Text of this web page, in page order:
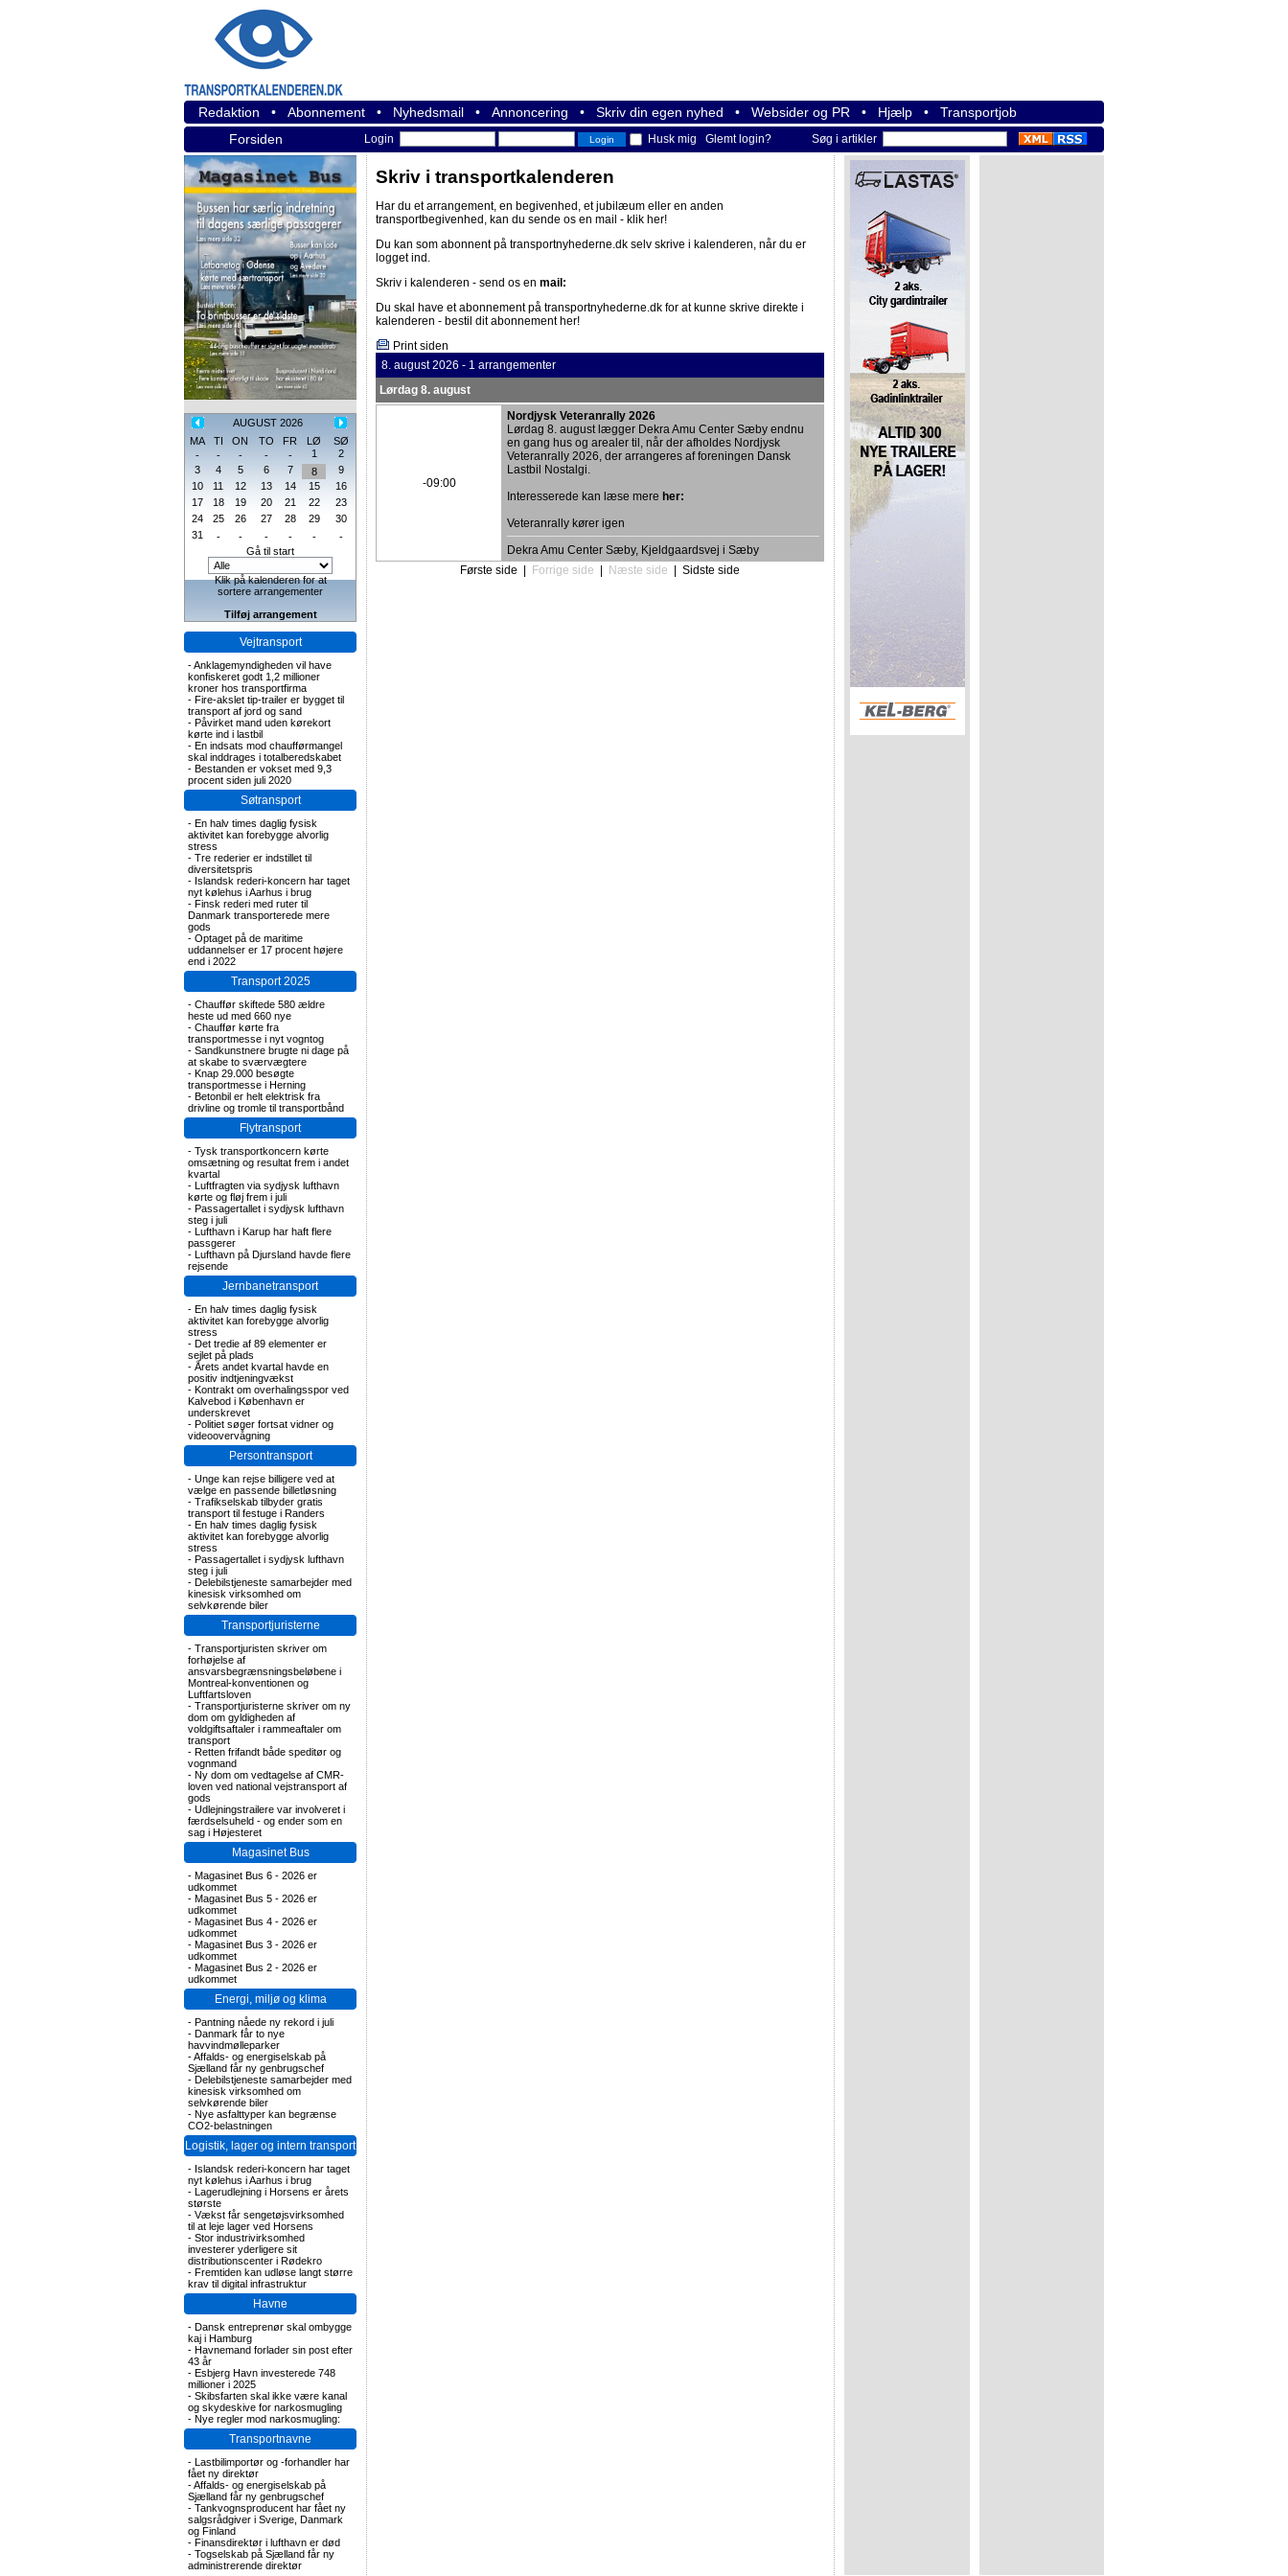
Redaktion • Abonnement • Nyhedsmail • Annoncering • Skriv din egen nyhed • Websider og PR • Hjælp • Transportjob
Forsiden
Login Husk mig Glemt login? Søg i artikler
AUGUST 2026
MA
TI ON TO FR LØ
SØ
-
- - - - 1
2
3
4 5 6 7 8
9
10
11 12 13 14 15
16
17
18 19 20 21 22
23
24
25 26 27 28 29
30
31
- - - - -
-
Gå til start
Klik på kalenderen for at
sortere arrangementer
Tilføj arrangement
Vejtransport
-Anklagemyndigheden vil have
konfiskeret godt 1,2 millioner
kroner hos transportfirma
- Fire-akslet tip-trailer er bygget til
transport af jord og sand
- Påvirket mand uden kørekort
kørte ind i lastbil
- En indsats mod chaufførmangel
skal inddrages i totalberedskabet
- Bestanden er vokset med 9,3
procent siden juli 2020
Søtransport
- En halv times daglig fysisk
aktivitet kan forebygge alvorlig
stress
- Tre rederier er indstillet til
diversitetspris
- Islandsk rederi-koncern har taget
nyt kølehus i Aarhus i brug
- Finsk rederi med ruter til
Danmark transporterede mere
gods
- Optaget på de maritime
uddannelser er 17 procent højere
end i 2022
Transport 2025
- Chauffør skiftede 580 ældre
heste ud med 660 nye
- Chauffør kørte fra
transportmesse i nyt vogntog
- Sandkunstnere brugte ni dage på
at skabe to sværvægtere
- Knap 29.000 besøgte
transportmesse i Herning
- Betonbil er helt elektrisk fra
drivline og tromle til transportbånd
Flytransport
- Tysk transportkoncern kørte
omsætning og resultat frem i andet
kvartal
- Luftfragten via sydjysk lufthavn
kørte og fløj frem i juli
- Passagertallet i sydjysk lufthavn
steg i juli
- Lufthavn i Karup har haft flere
passgerer
- Lufthavn på Djursland havde flere
rejsende
Jernbanetransport
- En halv times daglig fysisk
aktivitet kan forebygge alvorlig
stress
- Det tredie af 89 elementer er
sejlet på plads
- Årets andet kvartal havde en
positiv indtjeningvækst
- Kontrakt om overhalingsspor ved
Kalvebod i København er
underskrevet
- Politiet søger fortsat vidner og
videoovervågning
Persontransport
- Unge kan rejse billigere ved at
vælge en passende billetløsning
- Trafikselskab tilbyder gratis
transport til festuge i Randers
- En halv times daglig fysisk
aktivitet kan forebygge alvorlig
stress
- Passagertallet i sydjysk lufthavn
steg i juli
- Delebilstjeneste samarbejder med
kinesisk virksomhed om
selvkørende biler
Transportjuristerne
- Transportjuristen skriver om
forhøjelse af
ansvarsbegrænsningsbeløbene i
Montreal-konventionen og
Luftfartsloven
- Transportjuristerne skriver om ny
dom om gyldigheden af
voldgiftsaftaler i rammeaftaler om
transport
- Retten frifandt både speditør og
vognmand
- Ny dom om vedtagelse af CMR-
loven ved national vejstransport af
gods
- Udlejningstrailere var involveret i
færdselsuheld - og ender som en
sag i Højesteret
Magasinet Bus
- Magasinet Bus 6 - 2026 er
udkommet
- Magasinet Bus 5 - 2026 er
udkommet
- Magasinet Bus 4 - 2026 er
udkommet
- Magasinet Bus 3 - 2026 er
udkommet
- Magasinet Bus 2 - 2026 er
udkommet
Energi, miljø og klima
- Pantning nåede ny rekord i juli
- Danmark får to nye
havvindmølleparker
-Affalds- og energiselskab på
Sjælland får ny genbrugschef
- Delebilstjeneste samarbejder med
kinesisk virksomhed om
selvkørende biler
- Nye asfalttyper kan begrænse
CO2-belastningen
Logistik, lager og intern transport
- Islandsk rederi-koncern har taget
nyt kølehus i Aarhus i brug
- Lagerudlejning i Horsens er årets
største
- Vækst får sengetøjsvirksomhed
til at leje lager ved Horsens
- Stor industrivirksomhed
investerer yderligere sit
distributionscenter i Rødekro
- Fremtiden kan udløse langt større
krav til digital infrastruktur
Havne
- Dansk entreprenør skal ombygge
kaj i Hamburg
- Havnemand forlader sin post efter
43 år
- Esbjerg Havn investerede 748
millioner i 2025
- Skibsfarten skal ikke være kanal
og skydeskive for narkosmugling
- Nye regler mod narkosmugling:
Transportnavne
- Lastbilimportør og -forhandler har
fået ny direktør
-Affalds- og energiselskab på
Sjælland får ny genbrugschef
- Tankvognsproducent har fået ny
salgsrådgiver i Sverige, Danmark
og Finland
- Finansdirektør i lufthavn er død
- Togselskab på Sjælland får ny
administrerende direktør
Skriv i transportkalenderen
Har du et arrangement, en begivenhed, et jubilæum eller en anden
transportbegivenhed, kan du sende os en mail - klik her!
Du kan som abonnent på transportnyhederne.dk selv skrive i kalenderen, når du er
logget ind.
Skriv i kalenderen - send os en mail:
Du skal have et abonnement på transportnyhederne.dk for at kunne skrive direkte i
kalenderen - bestil dit abonnement her!
Print siden
8. august 2026 - 1 arrangementer
Lørdag 8. august
-09:00
Nordjysk Veteranrally 2026
Lørdag 8. august lægger Dekra Amu Center Sæby endnu
en gang hus og arealer til, når der afholdes Nordjysk
Veteranrally 2026, der arrangeres af foreningen Dansk
Lastbil Nostalgi.
Interesserede kan læse mere her:
Veteranrally kører igen
Dekra Amu Center Sæby, Kjeldgaardsvej i Sæby
Første side
Forrige side Næste side Sidste side